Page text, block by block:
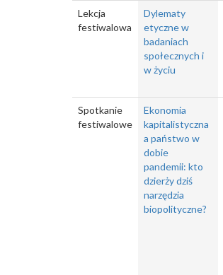
Lekcja
festiwalowa
Dylematy
etyczne w
badaniach
społecznych i
w życiu
Spotkanie
festiwalowe
Ekonomia
kapitalistyczna
a państwo w
dobie
pandemii: kto
dzierży dziś
narzędzia
biopolityczne?